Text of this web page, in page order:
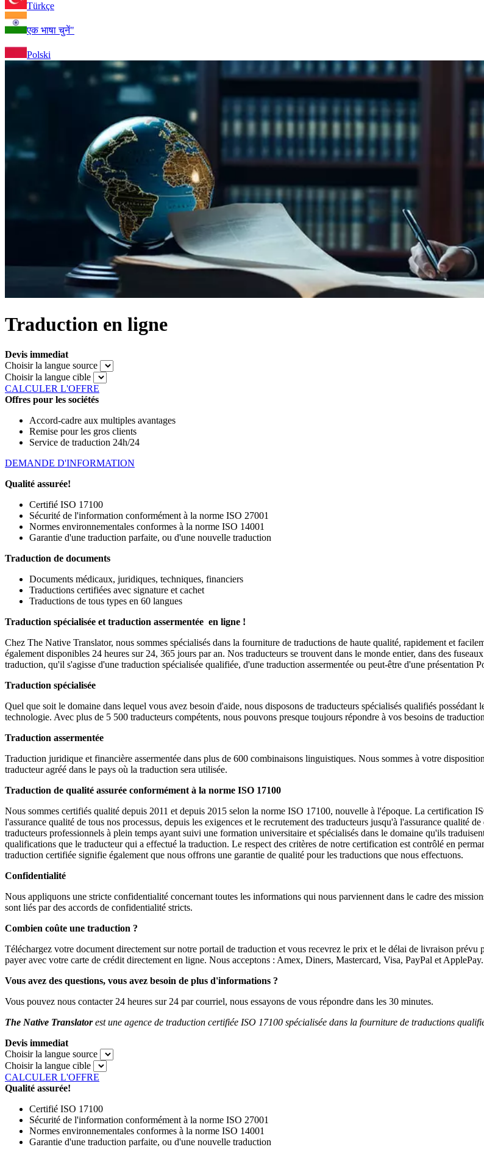
Türkçe
एक भाषा चुनें"
Polski
Traduction en ligne
Devis immediat
Choisir la langue source
Choisir la langue cible
CALCULER L'OFFRE
Offres pour les sociétés
Accord-cadre aux multiples avantages
Remise pour les gros clients
Service de traduction 24h/24
DEMANDE D'INFORMATION
Qualité assurée!
Certifié ISO 17100
Sécurité de l'information conformément à la norme ISO 27001
Normes environnementales conformes à la norme ISO 14001
Garantie d'une traduction parfaite, ou d'une nouvelle traduction
Traduction de documents
Documents médicaux, juridiques, techniques, financiers
Traductions certifiées avec signature et cachet
Traductions de tous types en 60 langues
Traduction spécialisée et traduction assermentée en ligne !
Chez The Native Translator, nous sommes spécialisés dans la fourniture de traductions de haute qualité, rapidement et
également disponibles 24 heures sur 24, 365 jours par an. Nos traducteurs se trouvent dans le monde entier, dans des
traduction, qu'il s'agisse d'une traduction spécialisée qualifiée, d'une traduction assermentée ou peut-être d'une présentation
Traduction spécialisée
Quel que soit le domaine dans lequel vous avez besoin d'aide, nous disposons de traducteurs spécialisés qualifiés
technologie. Avec plus de 5 500 traducteurs compétents, nous pouvons presque toujours répondre à vos besoins de
Traduction assermentée
Traduction juridique et financière assermentée dans plus de 600 combinaisons linguistiques. Nous sommes à votre
traducteur agréé dans le pays où la traduction sera utilisée.
Traduction de qualité assurée conformément à la norme ISO 17100
Nous sommes certifiés qualité depuis 2011 et depuis 2015 selon la norme ISO 17100, nouvelle à l'époque. La certification
l'assurance qualité de tous nos processus, depuis les exigences et le recrutement des traducteurs jusqu'à l'assurance
traducteurs professionnels à plein temps ayant suivi une formation universitaire et spécialisés dans le domaine qu'ils
qualifications que le traducteur qui a effectué la traduction. Le respect des critères de notre certification est contrôlé en
traduction certifiée signifie également que nous offrons une garantie de qualité pour les traductions que nous effectuons.
Confidentialité
Nous appliquons une stricte confidentialité concernant toutes les informations qui nous parviennent dans le cadre des
sont liés par des accords de confidentialité stricts.
Combien coûte une traduction ?
Téléchargez votre document directement sur notre portail de traduction et vous recevrez le prix et le délai de livraison
payer avec votre carte de crédit directement en ligne. Nous acceptons : Amex, Diners, Mastercard, Visa, PayPal et ApplePay.
Vous avez des questions, vous avez besoin de plus d'informations ?
Vous pouvez nous contacter 24 heures sur 24 par courriel, nous essayons de vous répondre dans les 30 minutes.
The Native Translatorest une agence de traduction certifiée ISO 17100 spécialisée dans la fourniture de traductions
Devis immediat
Choisir la langue source
Choisir la langue cible
CALCULER L'OFFRE
Qualité assurée!
Certifié ISO 17100
Sécurité de l'information conformément à la norme ISO 27001
Normes environnementales conformes à la norme ISO 14001
Garantie d'une traduction parfaite, ou d'une nouvelle traduction